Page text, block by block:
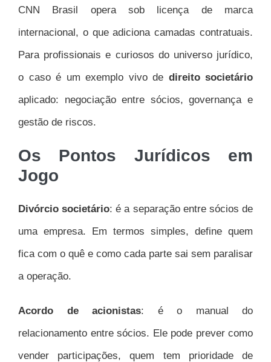
CNN Brasil opera sob licença de marca
internacional, o que adiciona camadas contratuais.
Para profissionais e curiosos do universo jurídico,
o caso é um exemplo vivo de direito societário
aplicado: negociação entre sócios, governança e
gestão de riscos.
Os Pontos Jurídicos em
Jogo
Divórcio societário: é a separação entre sócios de
uma empresa. Em termos simples, define quem
fica com o quê e como cada parte sai sem paralisar
a operação.
Acordo de acionistas: é o manual do
relacionamento entre sócios. Ele pode prever como
vender participações, quem tem prioridade de